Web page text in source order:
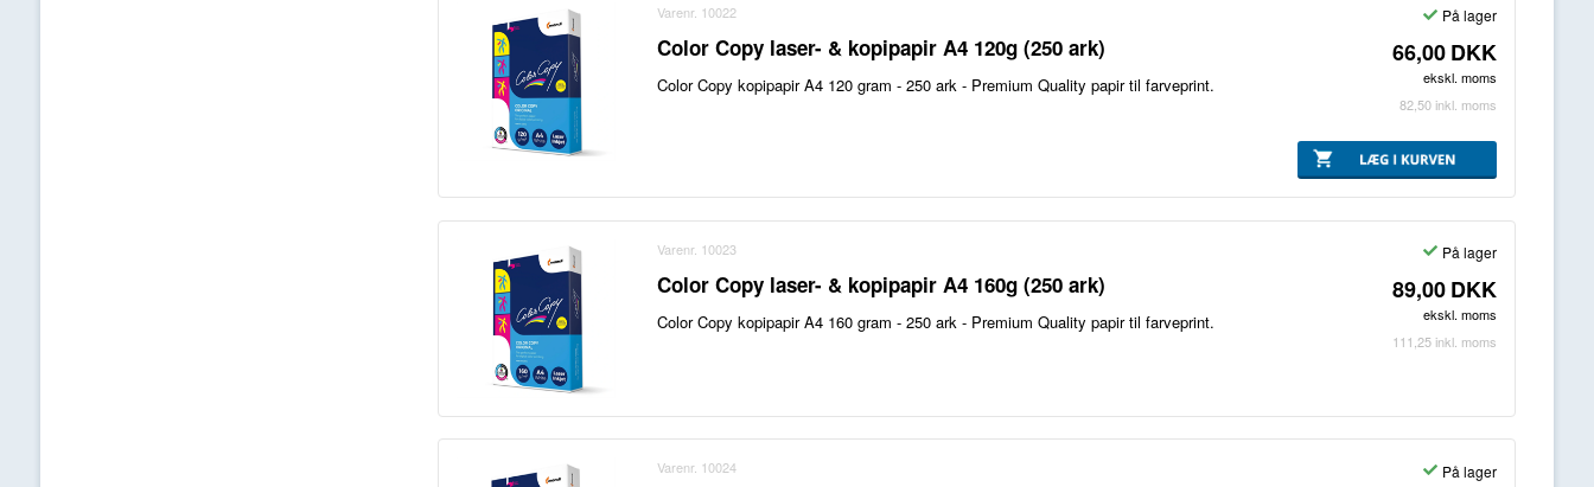
Varenr. 10022
Color Copy laser- & kopipapir A4 120g (250 ark)
Color Copy kopipapir A4 120 gram - 250 ark - Premium Quality papir til farveprint.
På lager
66,00 DKK
ekskl. moms
82,50 inkl. moms
Varenr. 10023
Color Copy laser- & kopipapir A4 160g (250 ark)
Color Copy kopipapir A4 160 gram - 250 ark - Premium Quality papir til farveprint.
På lager
89,00 DKK
ekskl. moms
111,25 inkl. moms
Varenr. 10024 På lager